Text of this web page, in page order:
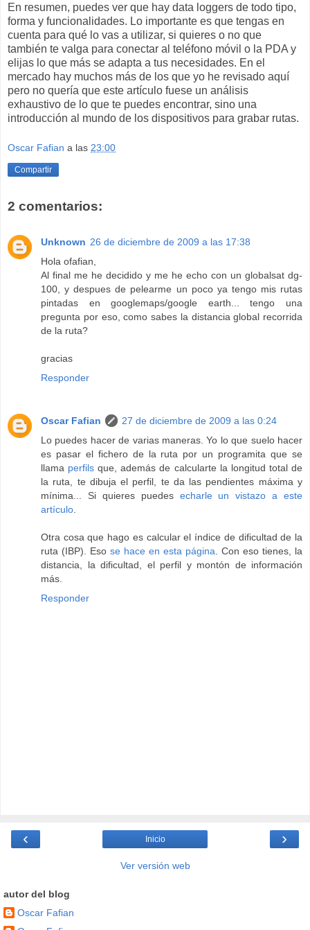
En resumen, puedes ver que hay data loggers de todo tipo,
forma y funcionalidades. Lo importante es que tengas en
cuenta para qué lo vas a utilizar, si quieres o no que
también te valga para conectar al teléfono móvil o la PDA y
elijas lo que más se adapta a tus necesidades. En el
mercado hay muchos más de los que yo he revisado aquí
pero no quería que este artículo fuese un análisis
exhaustivo de lo que te puedes encontrar, sino una
introducción al mundo de los dispositivos para grabar rutas.
Oscar Fafian a las 23:00
Compartir
2 comentarios:
Unknown 26 de diciembre de 2009 a las 17:38
Hola ofafian,
Al final me he decidido y me he echo con un globalsat dg-
100, y despues de pelearme un poco ya tengo mis rutas
pintadas en googlemaps/google earth... tengo una
pregunta por eso, como sabes la distancia global recorrida
de la ruta?
gracias
Responder
Oscar Fafian
27 de diciembre de 2009 a las 0:24
Lo puedes hacer de varias maneras. Yo lo que suelo hacer
es pasar el fichero de la ruta por un programita que se
llama perfils que, además de calcularte la longitud total de
la ruta, te dibuja el perfil, te da las pendientes máxima y
mínima... Si quieres puedes echarle un vistazo a este
artículo.
Otra cosa que hago es calcular el índice de dificultad de la
ruta (IBP). Eso se hace en esta página. Con eso tienes, la
distancia, la dificultad, el perfil y montón de información
más.
Responder
‹ ›
Inicio
Ver versión web
autor del blog
Oscar Fafian